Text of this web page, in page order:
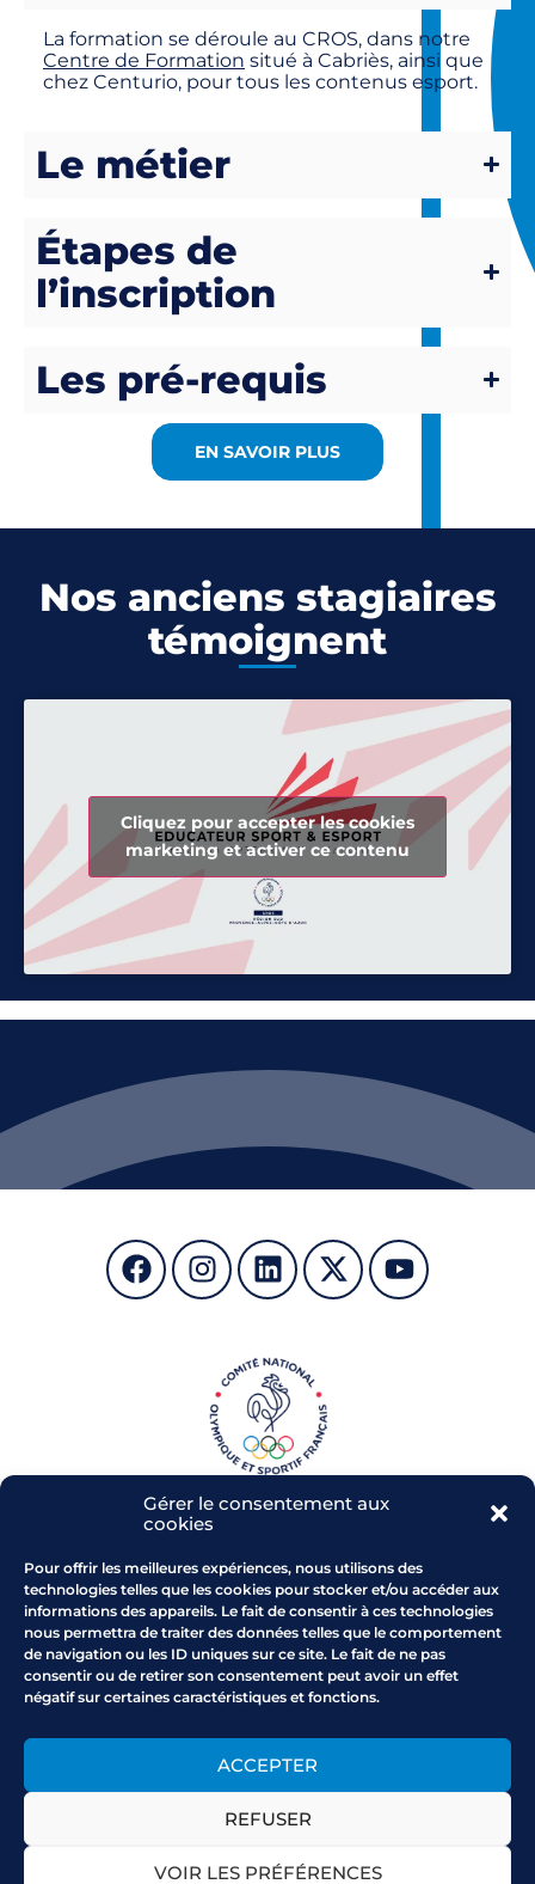
Gérer le consentement aux
cookies
Pour offrir les meilleures expériences, nous utilisons des
technologies telles que les cookies pour stocker et/ou accéder aux
informations des appareils. Le fait de consentir à ces technologies
nous permettra de traiter des données telles que le comportement
de navigation ou les ID uniques sur ce site. Le fait de ne pas
consentir ou de retirer son consentement peut avoir un effet
négatif sur certaines caractéristiques et fonctions.
ACCEPTER
REFUSER
VOIR LES PRÉFÉRENCES
La formation se déroule au CROS, dans notre
Centre de Formation situé à Cabriès, ainsi que
chez Centurio, pour tous les contenus esport.
Le métier
Étapes de
l’inscription
Les pré-requis
EN SAVOIR PLUS
Nos anciens stagiaires
témoignent
Cliquez pour accepter les cookies
marketing et activer ce contenu
Parc de l'Arbois - RD 543
13 480 CABRIES
Comment venir au CROS
Horaires : du lundi au vendredi
0442102200
provencealpescotedazur
@franceolympique.com